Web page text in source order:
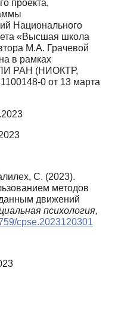
проекта,
Национального
«Высшая школа
М.А. Грачевой
в рамках
РАН (НИОКТР,
0 от 13 марта
С. (2023).
методов
данным движений
психология,
cpse.2023120301